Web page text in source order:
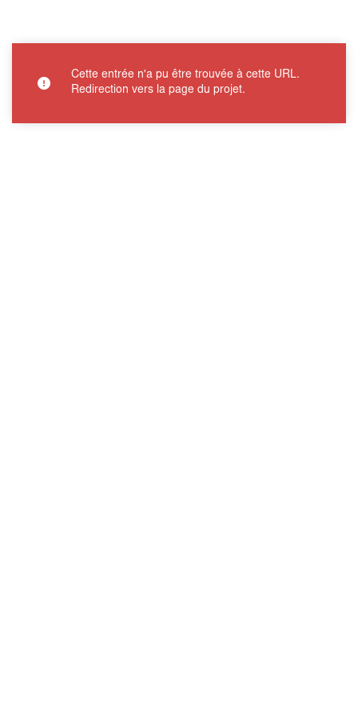
Cette entrée n'a pu être trouvée à cette URL.
Redirection vers la page du projet.